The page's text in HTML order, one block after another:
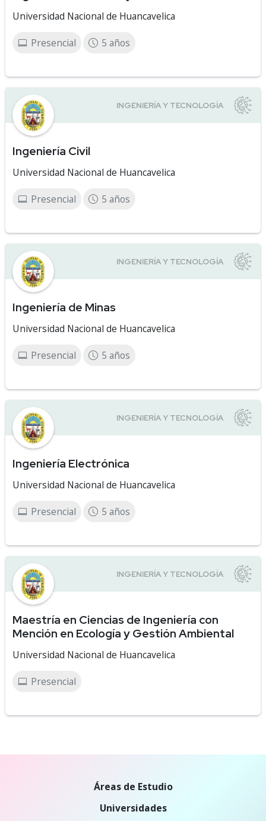
Universidad Nacional de Huancavelica
Presencial 5 años
Ingeniería Civil
Universidad Nacional de Huancavelica
Presencial 5 años
Ingeniería de Minas
Universidad Nacional de Huancavelica
Presencial 5 años
Ingeniería Electrónica
Universidad Nacional de Huancavelica
Presencial 5 años
Maestría en Ciencias de Ingeniería con
Mención en Ecología y Gestión Ambiental
Universidad Nacional de Huancavelica
Presencial
Áreas de Estudio
Universidades